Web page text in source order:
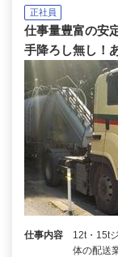
正社員
仕事量豊富の安
手降ろし無し！
仕事内容
12t・15t
体の配送